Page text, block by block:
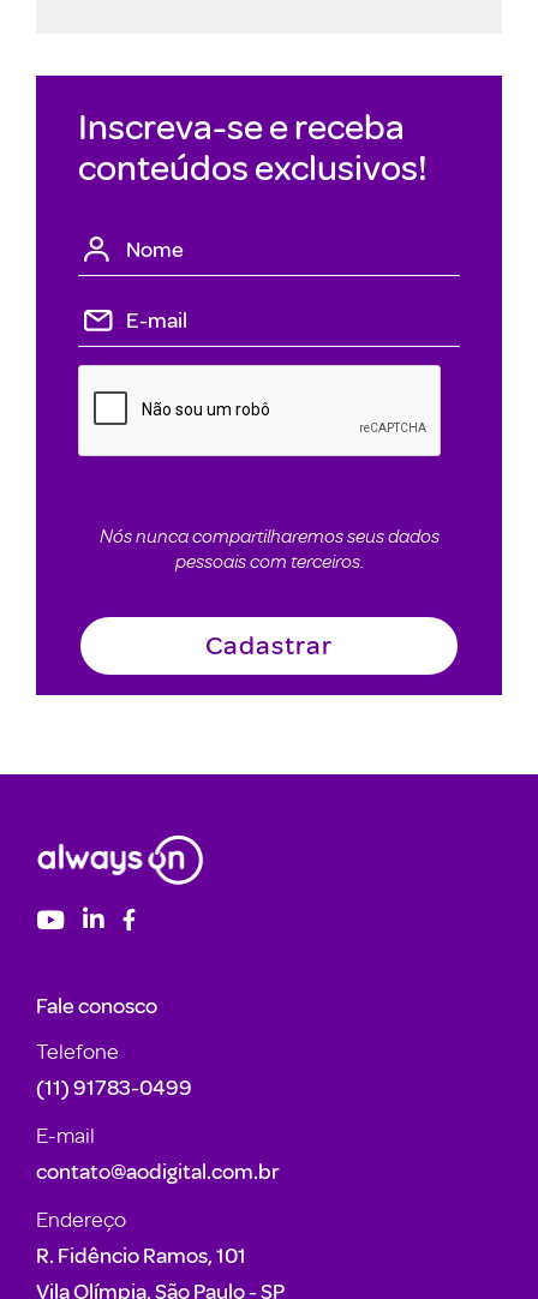
Inscreva-se e receba
conteúdos exclusivos!
Nós nunca compartilharemos seus dados
pessoais com terceiros.
Fale conosco
Telefone
(11) 91783-0499
E-mail
contato@aodigital.com.br
Endereço
R. Fidêncio Ramos, 101
Vila Olímpia, São Paulo - SP